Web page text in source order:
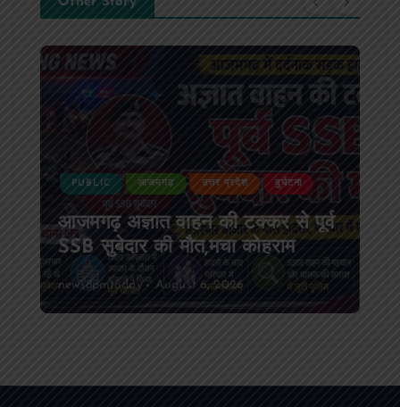
PUBLIC आजमगढ़ उत्तर प्रदेश दुर्घटना
आजमगढ़ अज्ञात वाहन की टक्कर से पूर्व
SSB सुबेदार की मौत,मचा कोहराम
news8pmtoday August 6, 2026